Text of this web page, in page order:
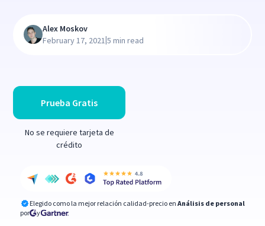
Prueba Gratis
No se requiere tarjeta de
crédito
Elegido como la mejor relación calidad-precio en Análisis de personal
por
y
Alex Moskov
February 17, 2021|5 min read